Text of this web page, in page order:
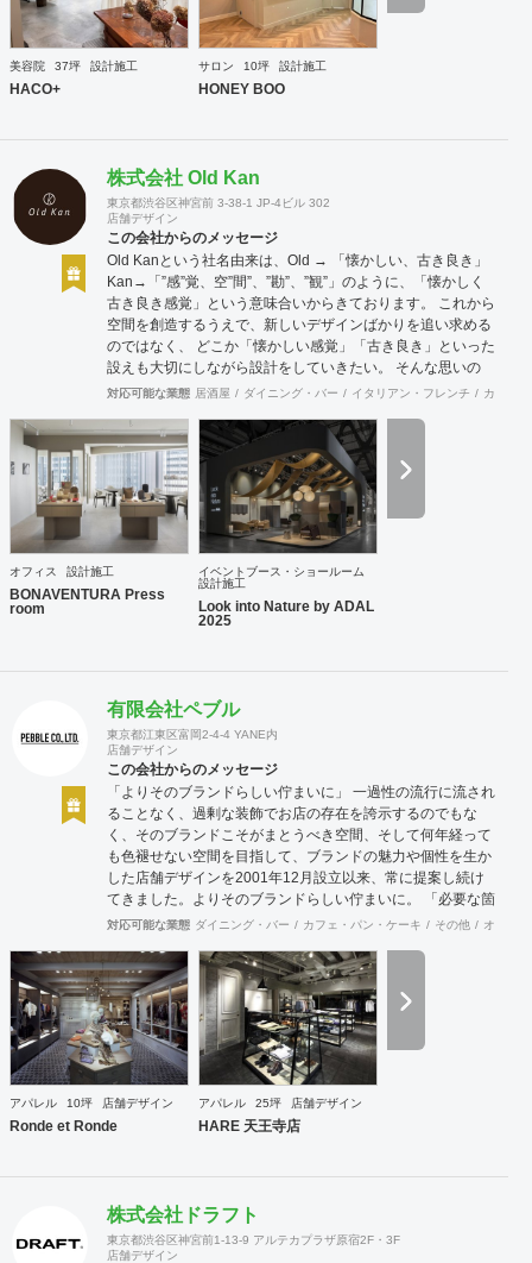
とも可能です。 GRIDFRAME とりかえのきかない空間
https://gridframe.co.jp/ Synes(シネス) 霧のようなやわらか
込む空間 https://sotochiku.com/
美容院 37坪 設計施工
HACO+
サロン 10坪 設計施工
HONEY BOO
株式会社 Old Kan
東京都渋谷区神宮前 3-38-1 JP-4ビル 302
店舗デザイン
この会社からのメッセージ
Old Kanという社名由来は、Old → 「懐かしい、古き良き」
Kan→「”感”覚、空”間”、”勘”、”観”」のように、「懐かしく
古き良き感覚」という意味合いからきております。 これから
空間を創造するうえで、新しいデザインばかりを追い求める
のではなく、 どこか「懐かしい感覚」「古き良き」といった
設えも大切にしながら設計をしていきたい。 そんな思いの
下、日々クライアント様、そしてその空間を使うお客様に幸
ます。 Old Kan 浦田 晶平 Shohei Urata https://old-kan.jp
Instagram：https://www.instagram.com/old_kan_/?hl=ja
shohei_urata@old-kan.jp 〒150-0001 東京都渋谷区神宮前
3-38-1 JP-4ビル 302
対応可能な業態 居酒屋 ダイニング・バー イタリアン・フレンチ カフェ
オフィス 設計施工
BONAVENTURA Press
room
イベントブース・ショールーム
設計施工
Look into Nature by ADAL
2025
有限会社ペブル
東京都江東区富岡2-4-4 YANE内
店舗デザイン
この会社からのメッセージ
「よりそのブランドらしい佇まいに」 一過性の流行に流され
ることなく、過剰な装飾でお店の存在を誇示するのでもな
く、そのブランドこそがまとうべき空間、そして何年経って
も色褪せない空間を目指して、ブランドの魅力や個性を生か
した店舗デザインを2001年12月設立以来、常に提案し続け
てきました。よりそのブランドらしい佇まいに。 「必要な箇
所に、必要なデザインを」 2012年からはさらにその思いを
らブランディングまで総合的にブランドの出店をバックアッ
プできる体制も整えてきました。そのブランドにとってまず
何を優先すべきか、何が本当に必要なのか、そこをきちんと
アドバイスできる会社でありたいと思っています。 業務内容
・店舗設計（物販店／飲食店／美容室など） ・ブランディン
グ及びディレクション業務 ・出店におけるトータルデザイン
・住宅リノベーション ・家具及び什器デザイン
対応可能な業態 ダイニング・バー カフェ・パン・ケーキ その他 オフィス
アパレル 10坪 店舗デザイン
Ronde et Ronde
アパレル 25坪 店舗デザイン
HARE 天王寺店
株式会社ドラフト
東京都渋谷区神宮前1-13-9 アルテカプラザ原宿2F・3F
店舗デザイン